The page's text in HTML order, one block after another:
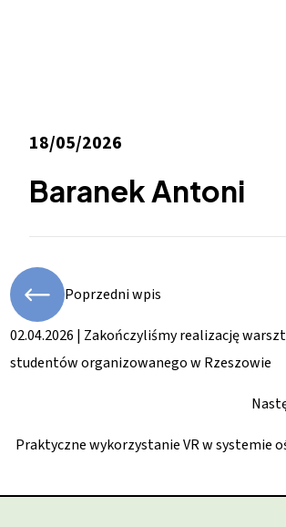
18/05/2026
Baranek Antoni
Poprzedni wpis
02.04.2026 | Zakończyliśmy realizację
studentów organizowanego w Rzeszowie
Praktyczne wykorzystanie VR w systemie